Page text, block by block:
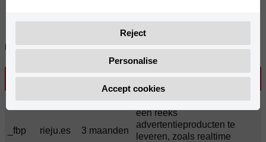
Categorie: Marketing
Naam Domein Duur Informatie
_fbp rieju.es 3 maanden
Gebruikt door Facebook om
een reeks
advertentieproducten te
leveren, zoals realtime
Reject
Personalise
Accept cookies